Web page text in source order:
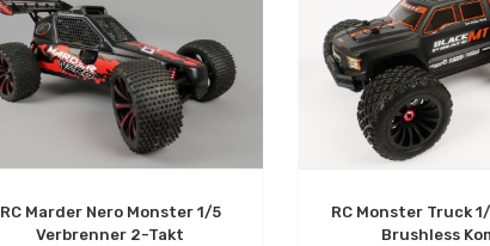
RC Marder Nero Monster 1/5
Verbrenner 2-Takt
RC Monster Truck 1/
Brushless